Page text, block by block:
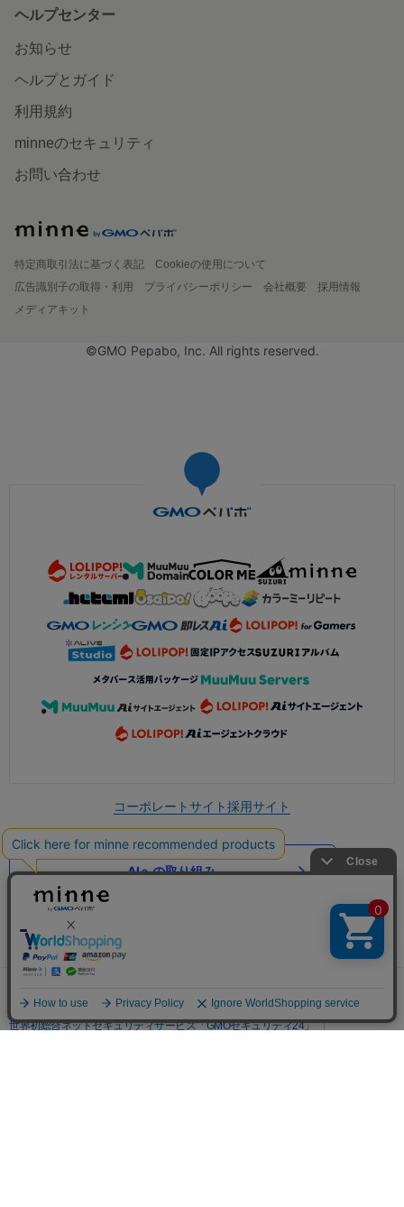
ヘルプセンター
お知らせ
ヘルプとガイド
利用規約
minneのセキュリティ
お問い合わせ
特定商取引法に基づく表記
Cookieの使用について
広告識別子の取得・利用
プライバシーポリシー 会社概要
採用情報
メディアキット
©GMO Pepabo, Inc. All rights reserved.
コーポレートサイト採用サイト
AIへの取り組み
世界初総合ネットセキュリティサービス「GMOセキュリティ24」